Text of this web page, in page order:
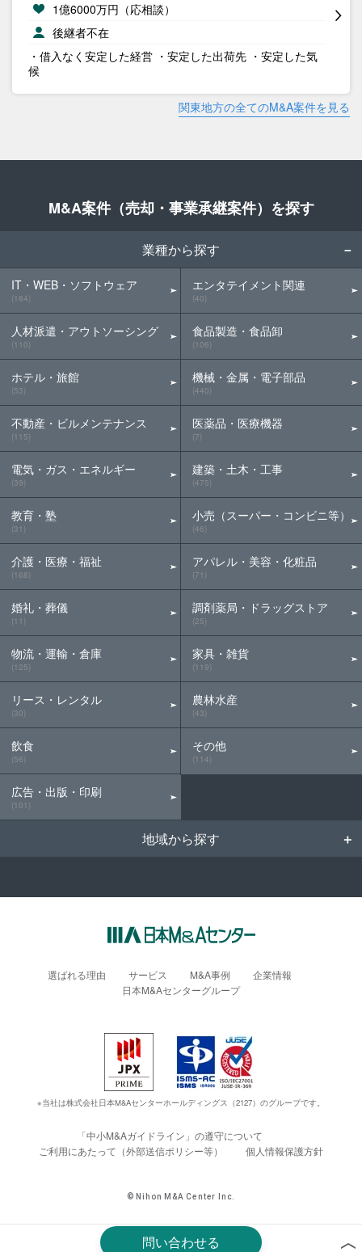
1億6000万円（応相談）
後継者不在
・借入なく安定した経営 ・安定した出荷先 ・安定した気
候
関東地方の全てのM&A案件を見る
M&A案件（売却・事業承継案件）を探す
業種から探す
IT・WEB・ソフトウェア
(184)
人材派遣・アウトソーシング
(110)
ホテル・旅館
(53)
不動産・ビルメンテナンス
(115)
電気・ガス・エネルギー
(39)
教育・塾
(31)
介護・医療・福祉
(168)
婚礼・葬儀
(11)
物流・運輸・倉庫
(125)
リース・レンタル
(30)
飲食
(56)
広告・出版・印刷
(101)
エンタテイメント関連
(40)
食品製造・食品卸
(106)
機械・金属・電子部品
(440)
医薬品・医療機器
(7)
建築・土木・工事
(475)
小売（スーパー・コンビニ等）
(46)
アパレル・美容・化粧品
(71)
調剤薬局・ドラッグストア
(25)
家具・雑貨
(119)
農林水産
(43)
その他
(114)
地域から探す
選ばれる理由 サービス M&A事例
企業情報
日本M&Aセンターグループ
※当社は株式会社日本M&Aセンターホールディングス（2127）のグループです。
「中小M&Aガイドライン」の遵守について
ご利用にあたって（外部送信ポリシー等）
個人情報保護方針
© Nihon M&A Center Inc.
問い合わせる